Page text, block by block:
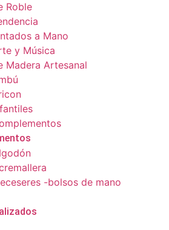
Roble
a Mano
y Música
Madera Artesanal
-bolsos de mano